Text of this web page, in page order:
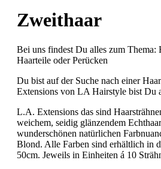
Zweithaar
Bei uns findest Du alles zum Thema:
Haarteile oder Perücken
Du bist auf der Suche nach einer
Extensions von LA Hairstyle bist Du
L.A. Extensions das sind
weichem, seidig glänzendem
wunderschönen natürlichen
Blond. Alle Farben sind erhältlich in
50cm. Jeweils in Einheiten á 10